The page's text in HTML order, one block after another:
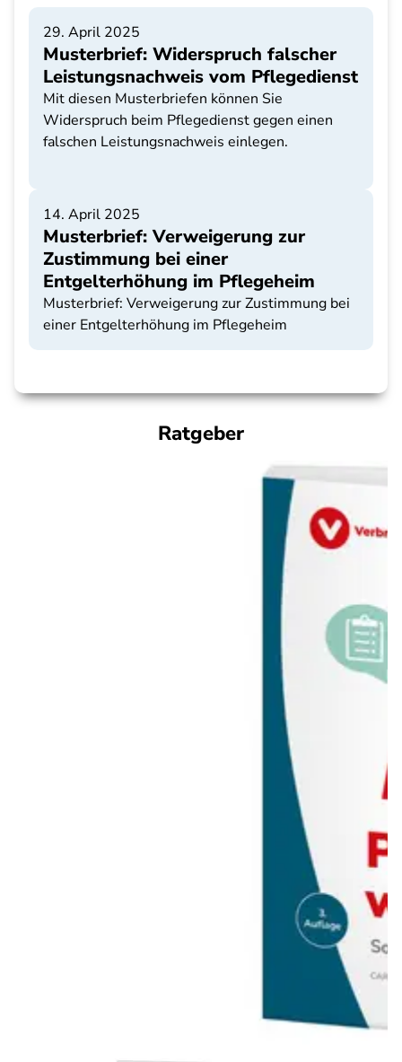
29. April 2025
Musterbrief: Widerspruch falscher
Leistungsnachweis vom Pflegedienst
Mit diesen Musterbriefen können Sie
Widerspruch beim Pflegedienst gegen einen
falschen Leistungsnachweis einlegen.
14. April 2025
Musterbrief: Verweigerung zur
Zustimmung bei einer
Entgelterhöhung im Pflegeheim
Musterbrief: Verweigerung zur Zustimmung bei
einer Entgelterhöhung im Pflegeheim
Ratgeber